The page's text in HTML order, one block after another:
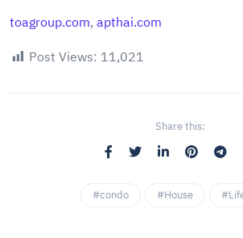
toagroup.com,apthai.com
Post Views: 11,021
Share this:
#condo #House